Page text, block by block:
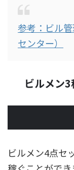
参考：ビル
センター）
ビルメン
ビルメン4点セ